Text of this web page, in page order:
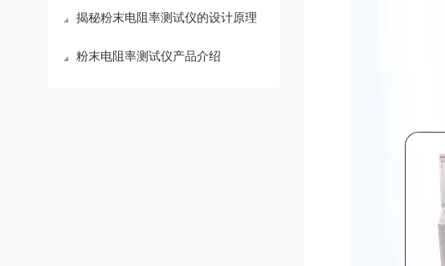
揭秘粉末电阻率测试仪的设计原理
粉末电阻率测试仪产品介绍